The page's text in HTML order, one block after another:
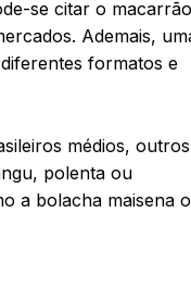
se citar o macarrão
Ademais,
formatos e
médios, outros
polenta ou
a bolacha maisena